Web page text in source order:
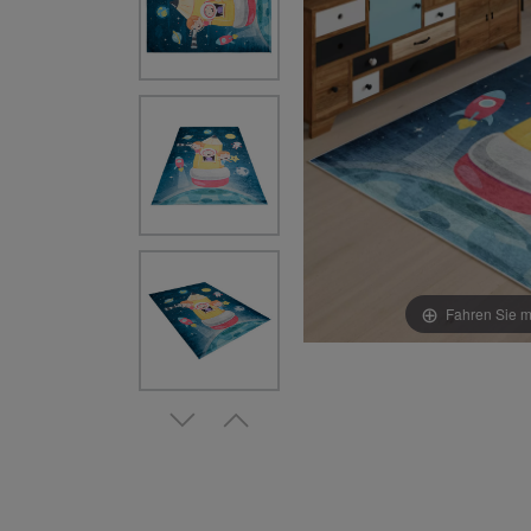
Fahren Sie